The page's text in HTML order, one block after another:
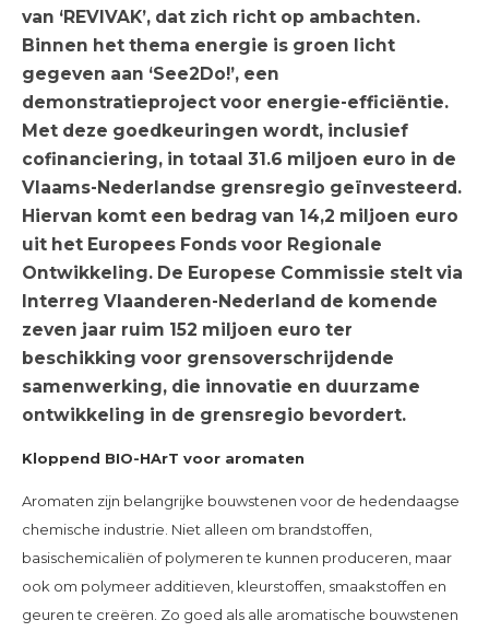
van ‘REVIVAK’, dat zich richt op ambachten.
Binnen het thema energie is groen licht
gegeven aan ‘See2Do!’, een
demonstratieproject voor energie-efficiëntie.
Met deze goedkeuringen wordt, inclusief
cofinanciering, in totaal 31.6 miljoen euro in de
Vlaams-Nederlandse grensregio geïnvesteerd.
Hiervan komt een bedrag van 14,2 miljoen euro
uit het Europees Fonds voor Regionale
Ontwikkeling. De Europese Commissie stelt via
Interreg Vlaanderen-Nederland de komende
zeven jaar ruim 152 miljoen euro ter
beschikking voor grensoverschrijdende
samenwerking, die innovatie en duurzame
ontwikkeling in de grensregio bevordert.
Kloppend BIO-HArT voor aromaten
Aromaten zijn belangrijke bouwstenen voor de hedendaagse
chemische industrie. Niet alleen om brandstoffen,
basischemicaliën of polymeren te kunnen produceren, maar
ook om polymeer additieven, kleurstoffen, smaakstoffen en
geuren te creëren. Zo goed als alle aromatische bouwstenen